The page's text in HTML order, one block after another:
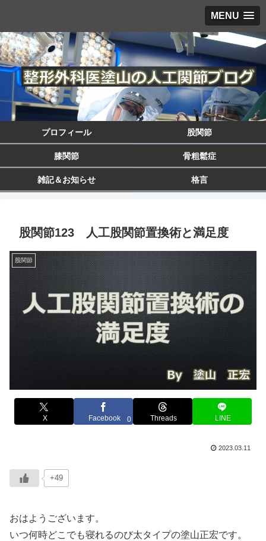
MENU
プロフィール 股関節
膝関節 骨粗鬆症
雑記＆お知らせ 格言
股関節123 人工股関節置換術と満足度
股関節
X Facebook 0 Threads LINE
2023.03.11
+49
おはようございます。
いつ何時どこでも寝れるのび太タイプの塗山正宏です。